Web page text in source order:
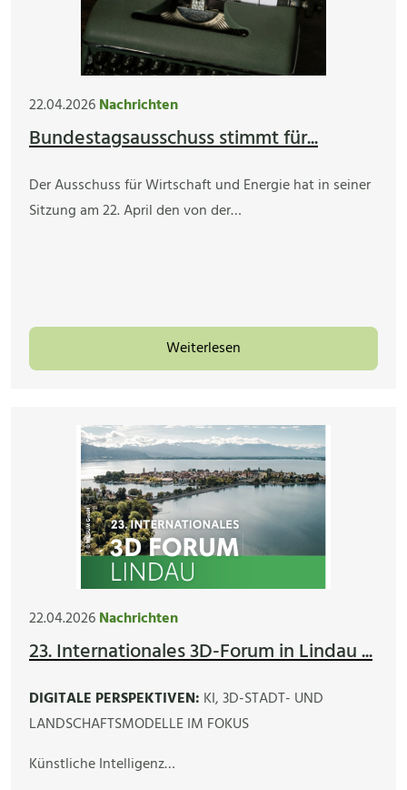
22.04.2026Nachrichten
Bundestagsausschuss stimmt für...
Der Ausschuss für Wirtschaft und Energie hat in seiner
Sitzung am 22. April den von der…
Weiterlesen
22.04.2026Nachrichten
23. Internationales 3D-Forum in Lindau ...
DIGITALE PERSPEKTIVEN: KI, 3D-STADT- UND
LANDSCHAFTSMODELLE IM FOKUS
Künstliche Intelligenz…